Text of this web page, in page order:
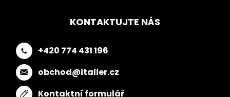
KONTAKTUJTE NÁS
+420 774 431 196
obchod@italier.cz
Kontaktní formulář